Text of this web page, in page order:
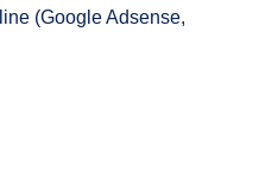
(Google Adsense,